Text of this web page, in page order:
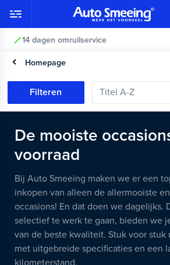
Vakkundig
Homepage
Filteren
De mooiste
voorraad
Bij Auto Smeeing maken we er een
inkopen van alleen de allermooiste
occasions! En dat doen we dagelijks.
selectief te werk te gaan, bieden we
van de beste kwaliteit. Stuk voor stuk
met uitgebreide specificaties en een